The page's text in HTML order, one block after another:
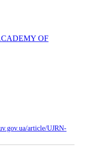
OF
article/UJRN-